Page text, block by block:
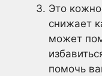
Это
снижает
может
помочь